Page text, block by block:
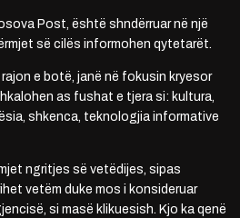
Post, është shndërruar në një
së cilës informohen qytetarët.
e botë, janë në fokusin kryesor
as fushat e tjera si: kultura,
shkenca, teknologjia informative
ngritjes së vetëdijes, sipas
vetëm duke mos i konsideruar
si masë klikuesish. Kjo ka qenë